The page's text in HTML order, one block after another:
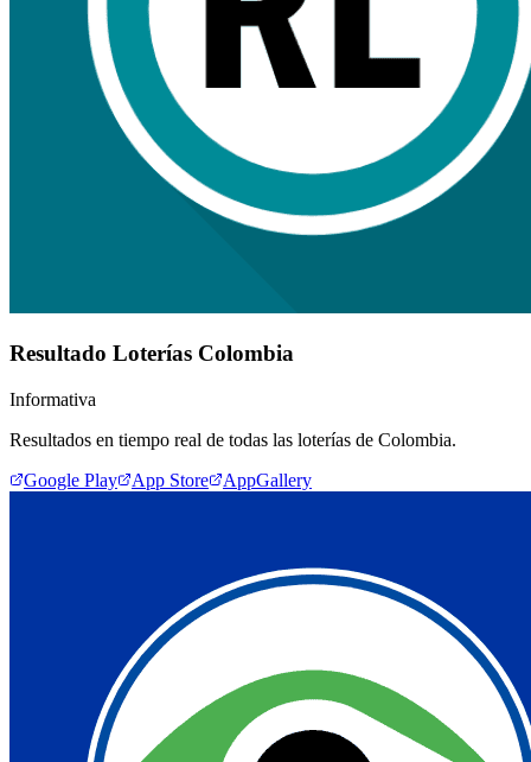
Resultado Loterías Colombia
Informativa
Resultados en tiempo real de todas las loterías de Colombia.
Google Play
App Store AppGallery